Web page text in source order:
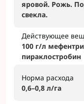
яровой. Рожь.
свекла.
Действующее
100 г/л
пираклостробин
Норма расхода
0,6–0,8 л/га